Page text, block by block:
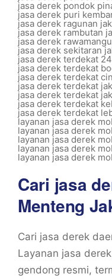
jasa derek pondok
jasa derek puri
jasa derek ragunan
jasa derek rambutan
jasa derek
jasa derek sekitaran
jasa derek terdekat
jasa derek terdekat
jasa derek terdekat
jasa derek terdekat
jasa derek terdekat
jasa derek terdekat
jasa derek terdekat
layanan jasa derek
layanan jasa derek
layanan jasa derek
layanan jasa derek
layanan jasa derek
Cari jasa
Menteng
Cari jasa derek
Layanan jasa
gendong resmi,